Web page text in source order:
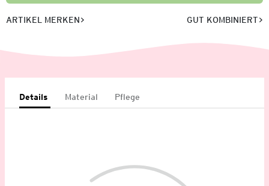
ARTIKEL MERKEN GUT KOMBINIERT
Details Material Pflege